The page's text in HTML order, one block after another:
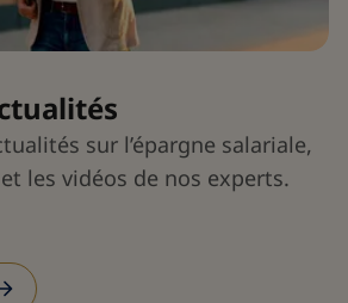
sur l’épargne salariale,
les vidéos de nos experts.